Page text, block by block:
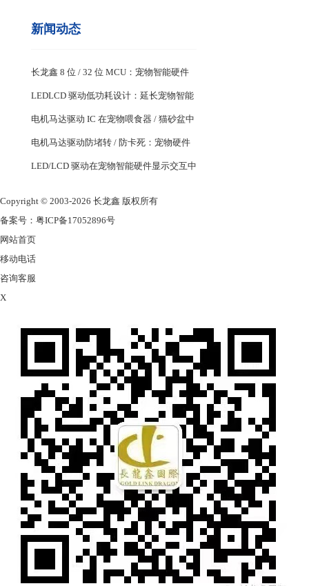
新闻动态
长龙鑫 8 位 / 32 位 MCU：宠物智能硬件
专用芯片特性
LEDLCD 驱动低功耗设计：延长宠物智能
设备续航关键
电机马达驱动 IC 在宠物喂食器 / 猫砂盆中
的稳定控制设计
电机马达驱动防堵转 / 防卡死：宠物硬件
耐用性核心
LED/LCD 驱动在宠物智能硬件显示交互中
Copyright © 2003-2026 长龙鑫 版权所有
备案号： 粤ICP备17052896号
网站首页
移动电话
咨询客服
X